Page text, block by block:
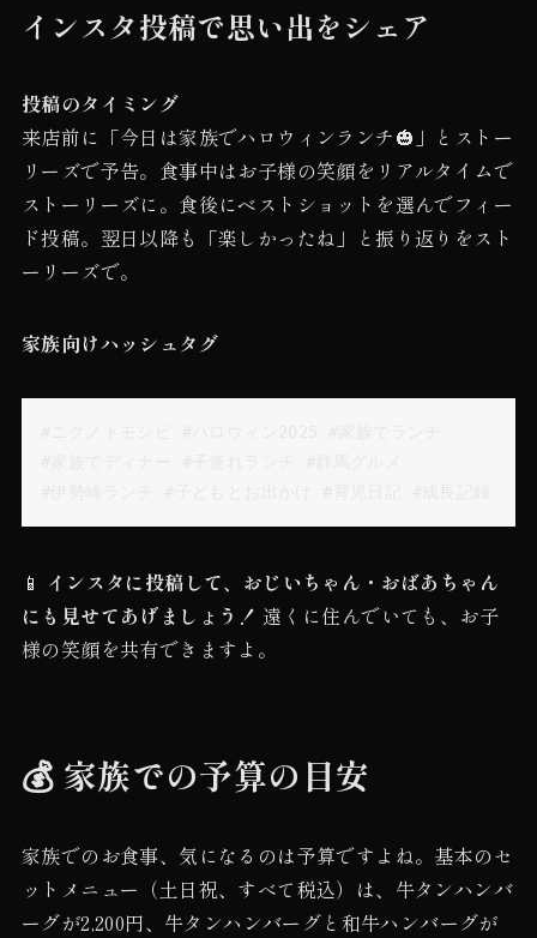
インスタ投稿で思い出をシェア
投稿のタイミング
来店前に「今日は家族でハロウィンランチ🎃」とストー
リーズで予告。食事中はお子様の笑顔をリアルタイムで
ストーリーズに。食後にベストショットを選んでフィー
ド投稿。翌日以降も「楽しかったね」と振り返りをスト
ーリーズで。
家族向けハッシュタグ
📱 インスタに投稿して、おじいちゃん・おばあちゃん
にも見せてあげましょう！ 遠くに住んでいても、お子
様の笑顔を共有できますよ。
💰 家族での予算の目安
家族でのお食事、気になるのは予算ですよね。基本のセ
ットメニュー（土日祝、すべて税込）は、牛タンハンバ
ーグが2,200円、牛タンハンバーグと和牛ハンバーグが